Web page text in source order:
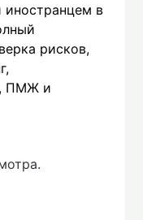
в
рисков,
ПМЖ и